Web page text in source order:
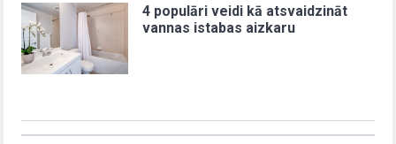
4 populāri veidi kā atsvaidzināt
vannas istabas aizkaru